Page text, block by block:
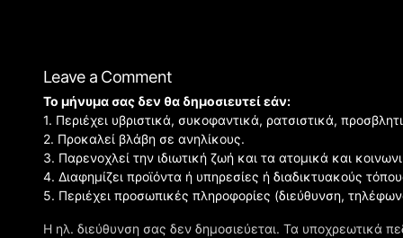
Leave a Comment
Η ηλ. διεύθυνση σας δεν δημοσιεύεται. Τα υποχρεωτικά
Το μήνυμα σας δεν θα δημοσιευτεί εάν:
1. Περιέχει υβριστικά, συκοφαντικά, ρατσιστικά,
2. Προκαλεί βλάβη σε ανηλίκους.
3. Παρενοχλεί την ιδιωτική ζωή και τα ατομικά και
4. Διαφημίζει προϊόντα ή υπηρεσίες ή διαδικτυακούς
5. Περιέχει προσωπικές πληροφορίες (διεύθυνση,